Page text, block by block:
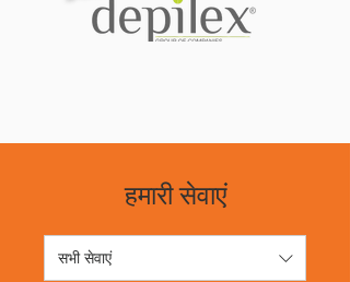
हमारी सेवाएं
सभी सेवाएं